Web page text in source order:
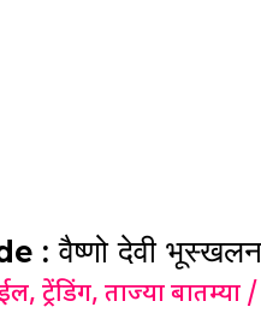
देवी
,ट्रेंडिंग,ताज्या बातम्या /